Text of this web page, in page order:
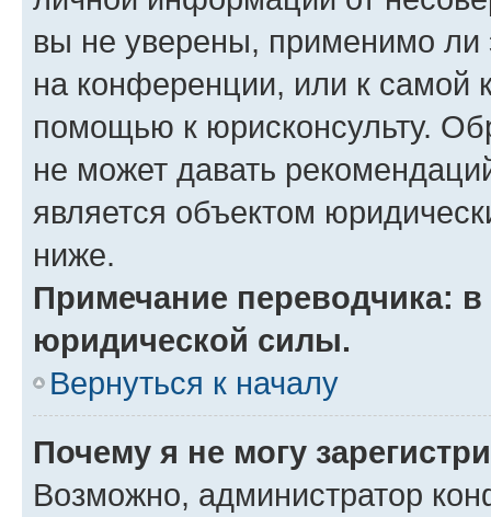
вы не уверены, применимо ли
на конференции, или к самой
помощью к юрисконсульту.
не может давать
является объектом
ниже.
Примечание переводчика:
юридической силы.
Вернуться к началу
Почему я не могу
Возможно, администратор